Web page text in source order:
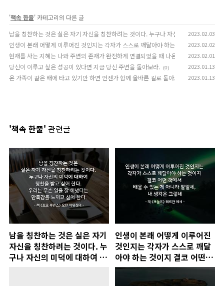
'책속 한줄' 카테고리의 다른 글
남을 칭찬하는 것은 실은 자기 자신을 칭찬하려는 것이다. 누구나 자신의 미덕에 대하
2023.02.03
인생이 본래 어떻게 이루어진 것인지는 각자가 스스로 깨달아야 하는 것이지 결코 어떤
2023.02.02
현재를 사는 지혜는 나와 주변의 존재가 완전하게 연결되었을 때 나온다. 자아를 잃은
2023.02.01
당신이 이루고 싶은 성공이 있다면 지금 당신 주변을 돌아보라. (0) 2023.01.13
온 가족이 같은 배에 타고 있기만 하면 언젠가 함께 올바른 길로 돌아오는 것도 가능 합니
2023.01.13
'책속 한줄' 관련글
남을 칭찬하는 것은 실은 자기
자신을 칭찬하려는 것이다. 누
구나 자신의 미덕에 대하여 칭
인생이 본래 어떻게 이루어진
것인지는 각자가 스스로 깨달
아야 하는 것이지 결코 어떤 책
에서 배울 수 있는 게 아니라
말일세, 내 생각은 그렇네